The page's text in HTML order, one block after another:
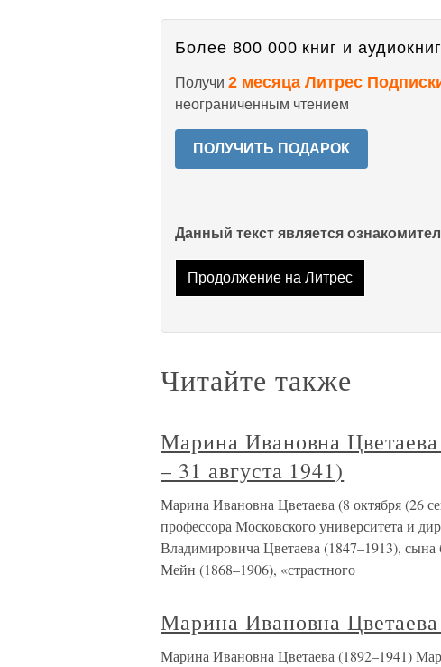
Более 800 000 книг и
Получи 2 месяца Литрес
неограниченным чтением
ПОЛУЧИТЬ ПОДАРОК
Данный текст является
Продолжение на Литрес
Читайте также
Марина Ивановна
– 31 августа 1941)
Марина Ивановна Цветаева (8 октября (26
профессора Московского университета и
Владимировича Цветаева (1847–1913),
Мейн (1868–1906), «страстного
Марина Ивановна
Марина Ивановна Цветаева (1892–1941)